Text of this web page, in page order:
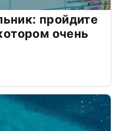
пройдите
очень